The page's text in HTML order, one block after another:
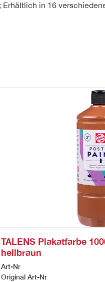
in 16
TALENS Plakatfarbe
hellbraun
Art-Nr
Original Art-Nr